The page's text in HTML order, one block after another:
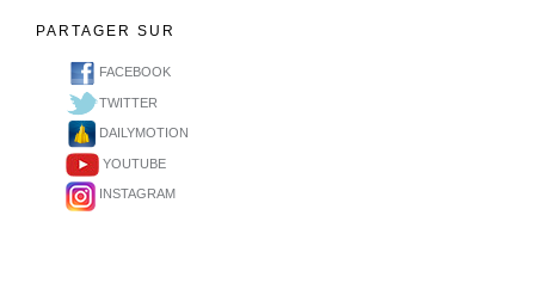
PARTAGER SUR
FACEBOOK
TWITTER
DAILYMOTION
YOUTUBE
INSTAGRAM